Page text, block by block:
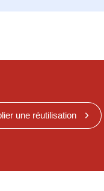
une réutilisation